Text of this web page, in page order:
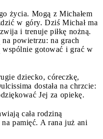
życia. Mogą z Michałem
w góry. Dziś Michał ma
i trenuje piłkę nożną.
na powietrzu: na grach
gotować i grać w
dziecko, córeczkę,
dostała na chrzcie:
Jej za opiekę.
cała rodziną
pamięć. A rana już ani